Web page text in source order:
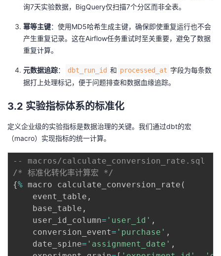
询7天实验数据，BigQuery仅扫描7个分区而非全表。
幂等主键：使用MD5哈希生成主键，确保即使重复运行也不会
产生重复记录。这在Airflow任务重试时至关重要，避免了数据
重复计算。
元数据追踪： dbt_run_id 和 processed_at 字段为每条数
据打上处理标记，便于问题排查和数据血缘追踪。
3.2 实验指标体系的标准化
定义企业级的实验指标是数据治理的关键。我们通过dbt的宏
（macro）实现指标的统一计算。
-- macros/calculate_conversion_rate.sql
/* 标准化转化率计算宏 */
{% macro calculate_conversion_rate (
    event_table
,
    base_table
,
    user_id_column
= 'user_id' ,
    conversion_event
= 'purchase' ,
    date_spine
= 'assignment_date' ,